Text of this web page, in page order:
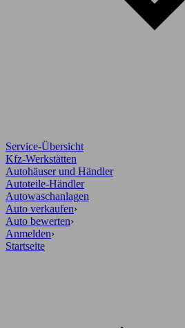
Service-Übersicht
Kfz-Werkstätten
Autohäuser und Händler
Autoteile-Händler
Autowaschanlagen
Auto verkaufen›
Auto bewerten›
Anmelden›
Startseite